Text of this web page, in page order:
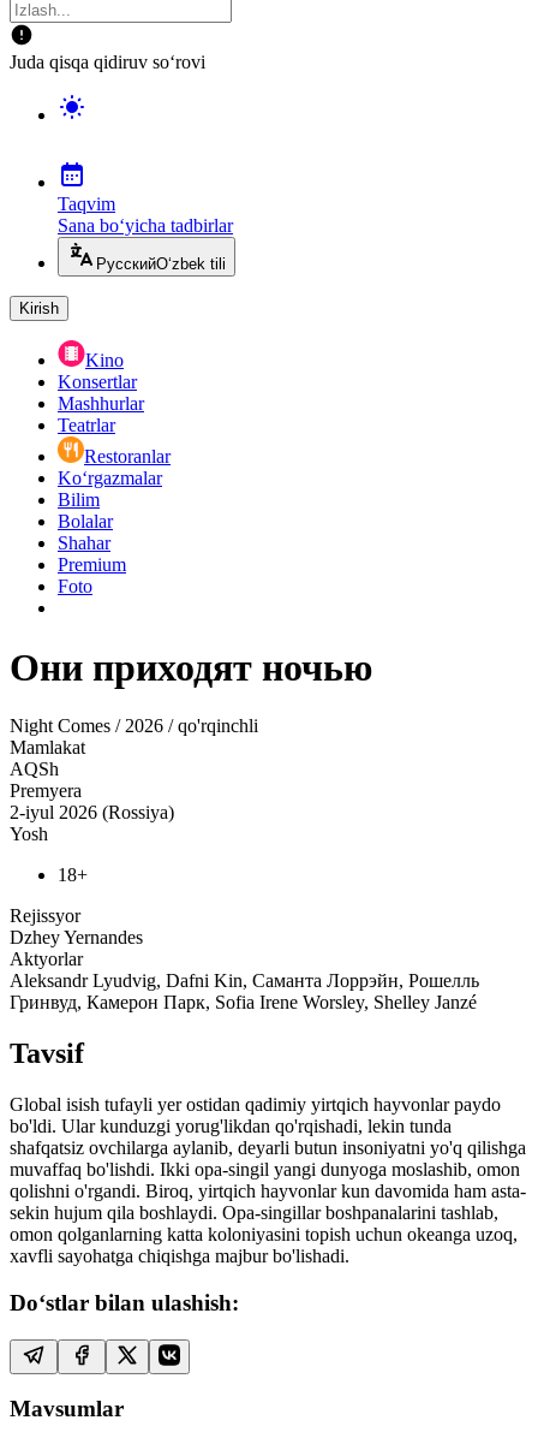
Juda qisqa qidiruv so‘rovi
Taqvim
Sana bo‘yicha tadbirlar
РусскийO‘zbek tili
Kirish
Kino
Konsertlar
Mashhurlar
Teatrlar
Restoranlar
Ko‘rgazmalar
Bilim
Bolalar
Shahar
Premium
Foto
Они приходят ночью
Night Comes / 2026 / qo'rqinchli
Mamlakat
AQSh
Premyera
2-iyul 2026 (Rossiya)
Yosh
18+
Rejissyor
Dzhey Yernandes
Aktyorlar
Aleksandr Lyudvig, Dafni Kin, Саманта Лоррэйн, Рошелль
Гринвуд, Камерон Парк, Sofia Irene Worsley, Shelley Janzé
Tavsif
Global isish tufayli yer ostidan qadimiy yirtqich hayvonlar paydo
bo'ldi. Ular kunduzgi yorug'likdan qo'rqishadi, lekin tunda
shafqatsiz ovchilarga aylanib, deyarli butun insoniyatni yo'q qilishga
muvaffaq bo'lishdi. Ikki opa-singil yangi dunyoga moslashib, omon
qolishni o'rgandi. Biroq, yirtqich hayvonlar kun davomida ham asta-
sekin hujum qila boshlaydi. Opa-singillar boshpanalarini tashlab,
omon qolganlarning katta koloniyasini topish uchun okeanga uzoq,
xavfli sayohatga chiqishga majbur bo'lishadi.
Do‘stlar bilan ulashish:
Mavsumlar